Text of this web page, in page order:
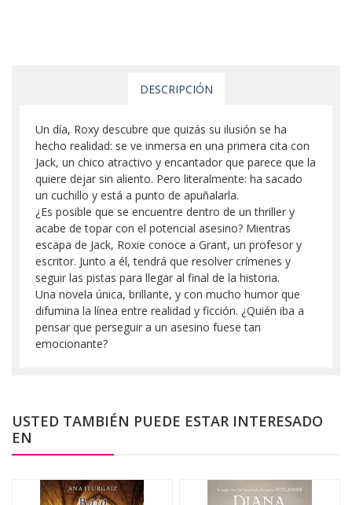
DESCRIPCIÓN
Un día, Roxy descubre que quizás su ilusión se ha
hecho realidad: se ve inmersa en una primera cita con
Jack, un chico atractivo y encantador que parece que la
quiere dejar sin aliento. Pero literalmente: ha sacado
un cuchillo y está a punto de apuñalarla.
¿Es posible que se encuentre dentro de un thriller y
acabe de topar con el potencial asesino? Mientras
escapa de Jack, Roxie conoce a Grant, un profesor y
escritor. Junto a él, tendrá que resolver crímenes y
seguir las pistas para llegar al final de la historia.
Una novela única, brillante, y con mucho humor que
difumina la línea entre realidad y ficción. ¿Quién iba a
pensar que perseguir a un asesino fuese tan
emocionante?
USTED TAMBIÉN PUEDE ESTAR INTERESADO
EN